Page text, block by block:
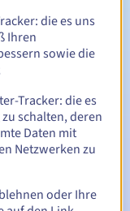
30 Tage
dem
die es uns
Ihren
sowie die
Tracker: die es
schalten, deren
Daten mit
Netzwerken zu
oder Ihre